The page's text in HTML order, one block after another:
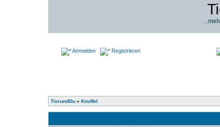
Anmelden Registrieren
TierundDu » Knuffel